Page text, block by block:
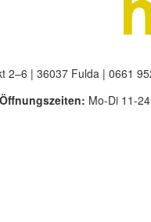
2–6 | 36037 Fulda | 0661
Öffnungszeiten: Mo-Di 11-